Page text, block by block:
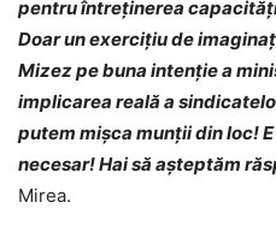
pentru întreținerea
Doar un exercițiu de
Mizez pe buna intenție a
implicarea reală a
putem mișca munții din loc!
necesar! Hai să așteptăm
Mirea.